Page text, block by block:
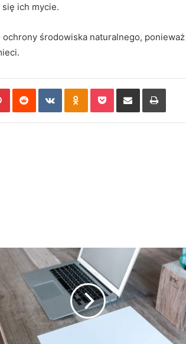
ich mycie.
środowiska naturalnego, ponieważ
PinterestReddit VKontakteOdnoklassniki
PocketShare via Email Print